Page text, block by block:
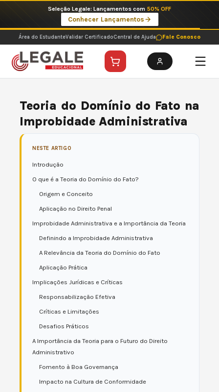
o
conteúdo
Imperdíveis no Pix: Pós Selecionadas a 199 reais no pix em parcela única
Ver ofertas
Área do EstudanteValidar CertificadoCentral de Ajuda Fale Conosco
Teoria do Domínio do Fato na
Improbidade Administrativa
NESTE ARTIGO
Introdução
O que é a Teoria do Domínio do Fato?
Origem e Conceito
Aplicação no Direito Penal
Improbidade Administrativa e a Importância da Teoria
Definindo a Improbidade Administrativa
A Relevância da Teoria do Domínio do Fato
Aplicação Prática
Implicações Jurídicas e Críticas
Responsabilização Efetiva
Críticas e Limitações
Desafios Práticos
A Importância da Teoria para o Futuro do Direito
Administrativo
Fomento à Boa Governança
Impacto na Cultura de Conformidade